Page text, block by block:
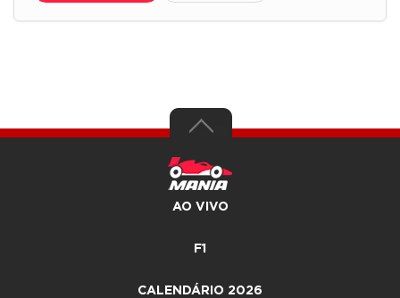
AO VIVO
F1
CALENDÁRIO 2026